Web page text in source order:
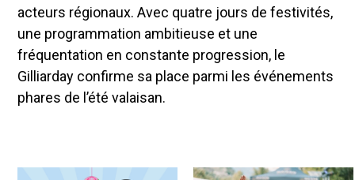
acteurs régionaux. Avec quatre jours de festivités,
une programmation ambitieuse et une
fréquentation en constante progression, le
Gilliarday confirme sa place parmi les événements
phares de l’été valaisan.